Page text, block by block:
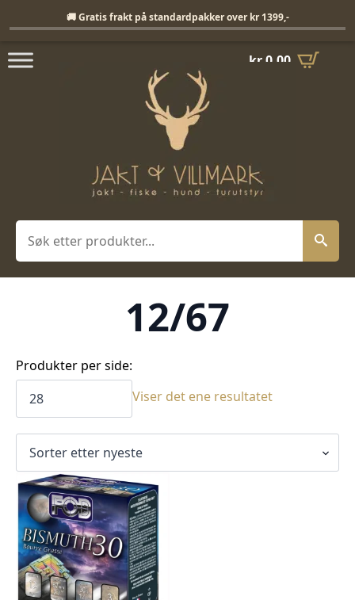
kr0,00
Søk
12/67
Produkter per side:
Viser det ene resultatet
🚚 Gratis frakt på standardpakker over kr 1399,-